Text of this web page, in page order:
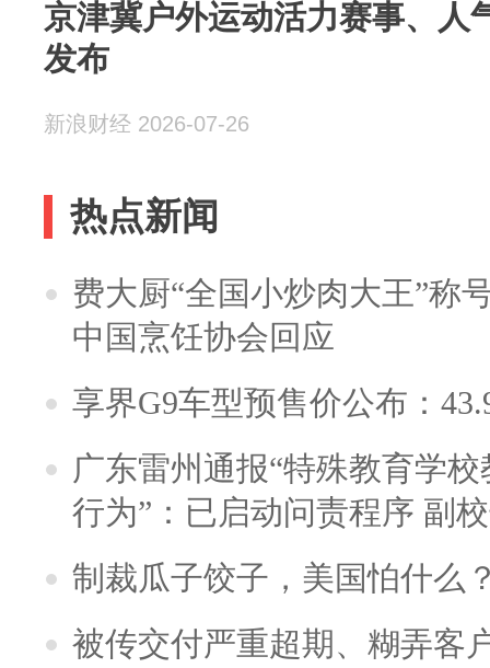
京津冀户外运动活力赛事、人
发布
新浪财经 2026-07-26
热点新闻
费大厨“全国小炒肉大王”称
中国烹饪协会回应
享界G9车型预售价公布：
广东雷州通报“特殊教育学
行为”：已启动问责程序 副
制裁瓜子饺子，美国怕什么
被传交付严重超期、糊弄客